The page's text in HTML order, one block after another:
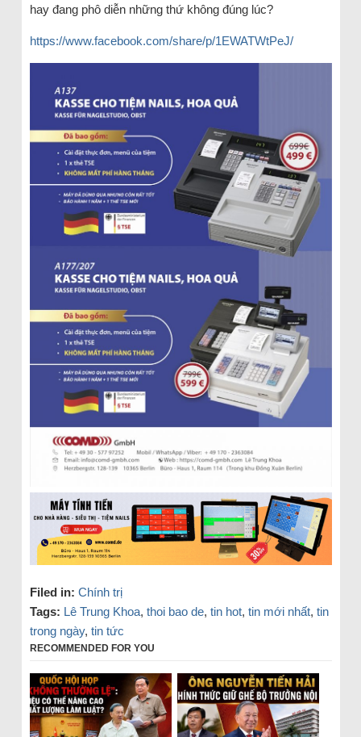
hay đang phô diễn những thứ không đúng lúc?
https://www.facebook.com/share/p/1EWATWtPeJ/
Filed in: Chính trị
Tags: Lê Trung Khoa, thoi bao de, tin hot, tin mới nhất, tin
trong ngày, tin tức
RECOMMENDED FOR YOU